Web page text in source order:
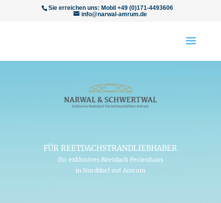
Sie erreichen uns: Mobil +49 (0)171-4493606
info@narwal-amrum.de
FÜR REETDACHSTRANDLIEBHABER
Ihr exklusives Reetdach Ferienhaus
in Norddorf auf Amrum